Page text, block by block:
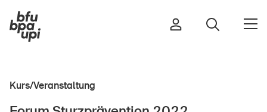
Kurs/Veranstaltung